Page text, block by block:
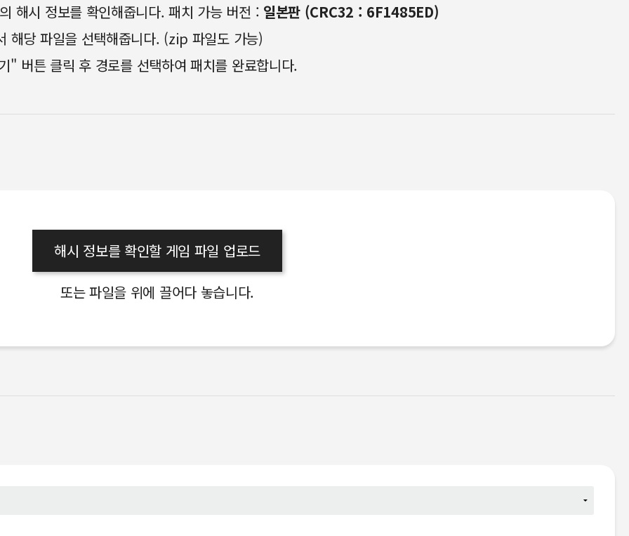
해시 정보를 확인해줍니다. 패치 가능 버전 : 일본판 (CRC32 : 6F1485ED)
해당 파일을 선택해줍니다. (zip 파일도 가능)
버튼 클릭 후 경로를 선택하여 패치를 완료합니다.
해시 정보를 확인할 게임 파일 업로드
또는 파일을 위에 끌어다 놓습니다.